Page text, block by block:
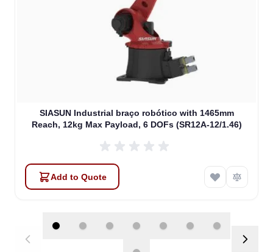
SIASUN Industrial braço robótico with 1465mm
Reach, 12kg Max Payload, 6 DOFs (SR12A-12/1.46)
Add to Quote